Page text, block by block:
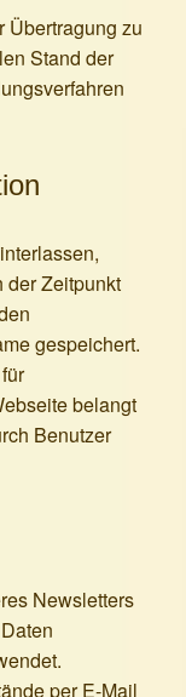
Übertragung zu
Stand der
der Zeitpunkt
gespeichert.
belangt
Benutzer
Newsletters
per E-Mail